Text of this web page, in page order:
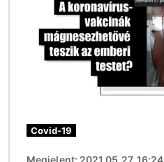
Covid-19